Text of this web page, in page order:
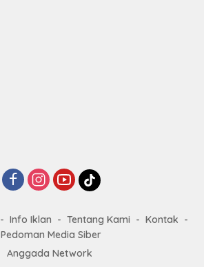
Info Iklan Tentang Kami
Kontak
Pedoman Media Siber
Anggada Network